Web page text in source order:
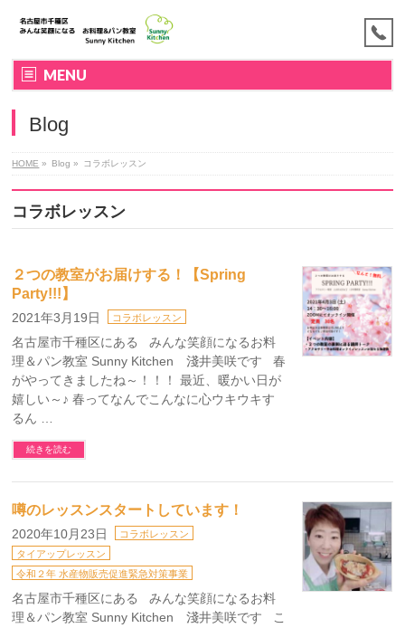
MENU
Blog
HOME » Blog » コラボレッスン
コラボレッスン
２つの教室がお届けする！【Spring
Party!!!】
2021年3月19日 コラボレッスン
名古屋市千種区にある みんな笑顔になるお料
理＆パン教室 Sunny Kitchen 淺井美咲です 春
がやってきましたね～！！！ 最近、暖かい日が
嬉しい～♪ 春ってなんでこんなに心ウキウキす
るん …
続きを読む
噂のレッスンスタートしています！
2020年10月23日
コラボレッスン
タイアップレッスン
令和２年 水産物販売促進緊急対策事業
名古屋市千種区にある みんな笑顔になるお料
理＆パン教室 Sunny Kitchen 淺井美咲です こ